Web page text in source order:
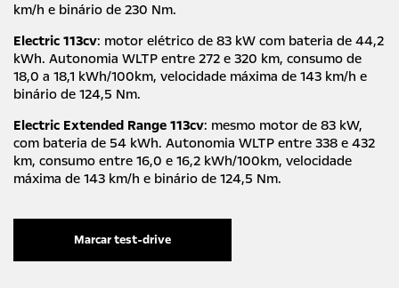
km/h e binário de 230 Nm.
Electric 113cv: motor elétrico de 83 kW com bateria de 44,2
kWh. Autonomia WLTP entre 272 e 320 km, consumo de
18,0 a 18,1 kWh/100km, velocidade máxima de 143 km/h e
binário de 124,5 Nm.
Electric Extended Range 113cv: mesmo motor de 83 kW,
com bateria de 54 kWh. Autonomia WLTP entre 338 e 432
km, consumo entre 16,0 e 16,2 kWh/100km, velocidade
máxima de 143 km/h e binário de 124,5 Nm.
Marcar test-drive